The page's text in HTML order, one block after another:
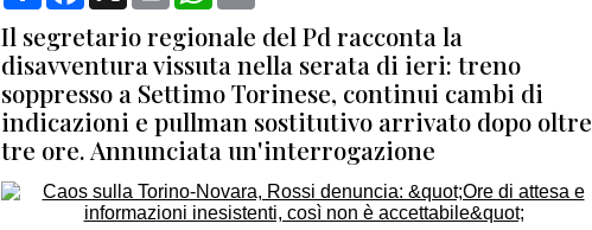
Il segretario regionale del Pd racconta la
disavventura vissuta nella serata di ieri: treno
soppresso a Settimo Torinese, continui cambi di
indicazioni e pullman sostitutivo arrivato dopo oltre
tre ore. Annunciata un'interrogazione